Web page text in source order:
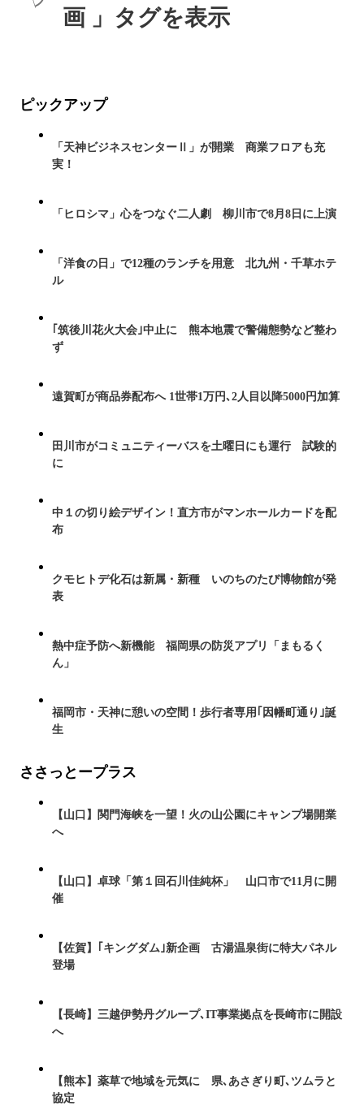
画 」タグを表示
ピックアップ
「天神ビジネスセンターⅡ」が開業 商業フロアも充
実！
「ヒロシマ」心をつなぐ二人劇 柳川市で8月8日に上演
「洋食の日」で12種のランチを用意 北九州・千草ホテ
ル
｢筑後川花火大会｣中止に 熊本地震で警備態勢など整わ
ず
遠賀町が商品券配布へ 1世帯1万円､2人目以降5000円加算
田川市がコミュニティーバスを土曜日にも運行 試験的
に
中１の切り絵デザイン！直方市がマンホールカードを配
布
クモヒトデ化石は新属・新種 いのちのたび博物館が発
表
熱中症予防へ新機能 福岡県の防災アプリ「まもるく
ん」
福岡市・天神に憩いの空間！歩行者専用｢因幡町通り｣誕
生
ささっとープラス
【山口】関門海峡を一望！火の山公園にキャンプ場開業
へ
【山口】卓球「第１回石川佳純杯」 山口市で11月に開
催
【佐賀】｢キングダム｣新企画 古湯温泉街に特大パネル
登場
【長崎】三越伊勢丹グループ､IT事業拠点を長崎市に開設
へ
【熊本】薬草で地域を元気に 県､あさぎり町､ツムラと
協定